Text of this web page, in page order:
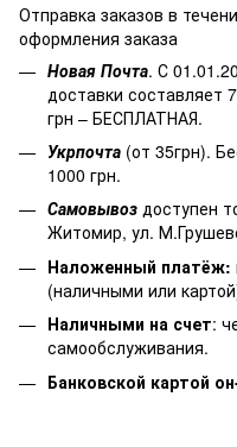
Отправка заказов в
оформления заказа
Новая Почта. С
доставки составляет
грн – БЕСПЛАТНАЯ.
Укрпочта (от 35грн).
1000 грн.
Самовывоз доступен
Житомир, ул.
Наложенный платёж:
(наличными или
Наличными на счет:
самообслуживания.
Банковской картой